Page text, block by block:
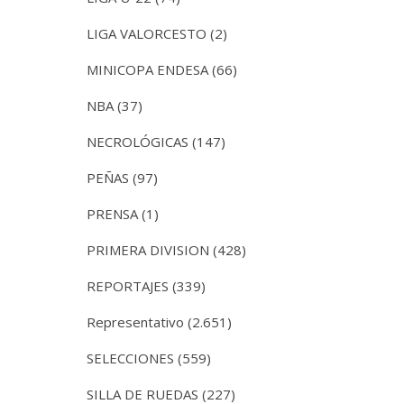
LIGA VALORCESTO (2)
MINICOPA ENDESA (66)
NBA (37)
NECROLÓGICAS (147)
PEÑAS (97)
PRENSA (1)
PRIMERA DIVISION (428)
REPORTAJES (339)
Representativo (2.651)
SELECCIONES (559)
SILLA DE RUEDAS (227)